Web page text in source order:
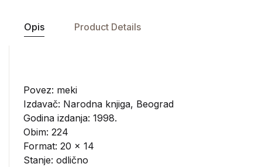
Opis Product Details
Povez: meki
Izdavač: Narodna knjiga, Beograd
Godina izdanja: 1998.
Obim: 224
Format: 20 x 14
Stanje: odlično